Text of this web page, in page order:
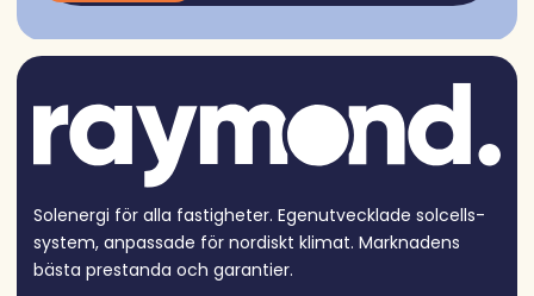
Solenergi för alla fastigheter. Egen­utvecklade solcells­
system, anpassade för nordiskt klimat. Marknadens
bästa prestanda och garantier.